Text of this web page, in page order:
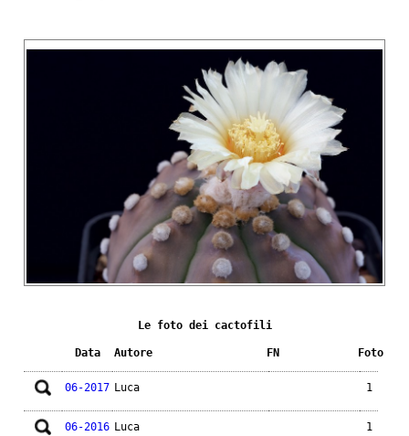
Le foto dei cactofili
Data Autore FN Foto
06-2017 Luca 1
06-2016 Luca 1